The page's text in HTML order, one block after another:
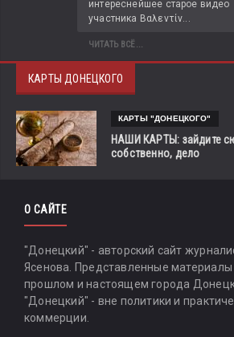
интереснейшее старое видео
участника Βαλεντίν...
ЧИТАТЬ ВСЁ...
КАРТЫ ДОНЕЦКОГО
КАРТЫ "ДОНЕЦКОГО"
НАШИ КАРТЫ: зайдите
собственно, дело
О САЙТЕ
"Донецкий" - авторский сайт
Ясенова. Представленные
прошлом и настоящем города
"Донецкий" - вне политики и
коммерции.